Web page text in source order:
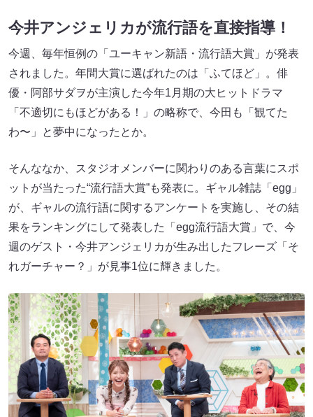
今井アンジェリカが流行語を直接指導！
今週、毎年恒例の「ユーキャン新語・流行語大賞」が発表
されました。年間大賞に選ばれたのは「ふてほど」。俳
優・阿部サダヲが主演した今年1月期の大ヒットドラマ
「不適切にもほどがある！」の略称で、今田も「観てた
わ〜」と夢中になったとか。
そんななか、スタジオメンバーに関わりのある言葉にスポ
ットが当たった“流行語大賞”も発表に。ギャル雑誌「egg」
が、ギャルの流行語に関するアンケートを実施し、その結
果をランキングにして発表した「egg流行語大賞」で、今
週のゲスト・今井アンジェリカが生み出したフレーズ「そ
れガーチャー？」が見事1位に輝きました。